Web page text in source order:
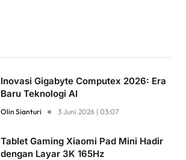
Inovasi Gigabyte Computex 2026: Era
Baru Teknologi AI
Olin Sianturi 3 Juni 2026 | 03:07
Tablet Gaming Xiaomi Pad Mini Hadir
dengan Layar 3K 165Hz